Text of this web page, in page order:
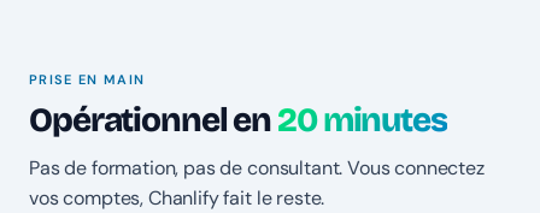
PRISE EN MAIN
Opérationnel en20 minutes
Pas de formation, pas de consultant. Vous connectez
vos comptes, Chanlify fait le reste.